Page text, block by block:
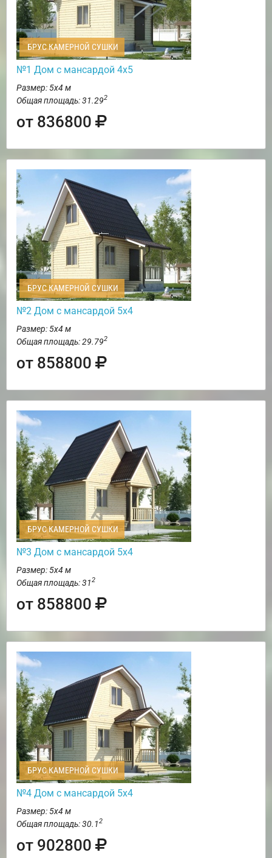
БРУС КАМЕРНОЙ СУШКИ
№1 Дом с мансардой 4х5
Размер: 5х4 м
Общая площадь: 31.292
от 836800
БРУС КАМЕРНОЙ СУШКИ
№2 Дом с мансардой 5х4
Размер: 5х4 м
Общая площадь: 29.792
от 858800
БРУС КАМЕРНОЙ СУШКИ
№3 Дом с мансардой 5х4
Размер: 5х4 м
Общая площадь: 312
от 858800
БРУС КАМЕРНОЙ СУШКИ
№4 Дом с мансардой 5х4
Размер: 5х4 м
Общая площадь: 30.12
от 902800